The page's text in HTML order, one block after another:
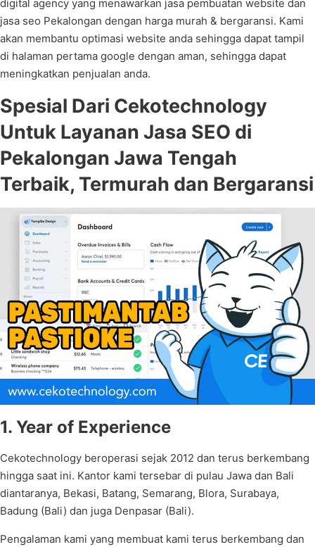
digital agency yang menawarkan jasa pembuatan website dan
jasa seo Pekalongan dengan harga murah & bergaransi. Kami
akan membantu optimasi website anda sehingga dapat tampil
di halaman pertama google dengan aman, sehingga dapat
meningkatkan penjualan anda.
Spesial Dari Cekotechnology
Untuk Layanan Jasa SEO di
Pekalongan Jawa Tengah
Terbaik, Termurah dan Bergaransi
1. Year of Experience
Cekotechnology beroperasi sejak 2012 dan terus berkembang
hingga saat ini. Kantor kami tersebar di pulau Jawa dan Bali
diantaranya, Bekasi, Batang, Semarang, Blora, Surabaya,
Badung (Bali) dan juga Denpasar (Bali).
Pengalaman kami yang membuat kami terus berkembang dan